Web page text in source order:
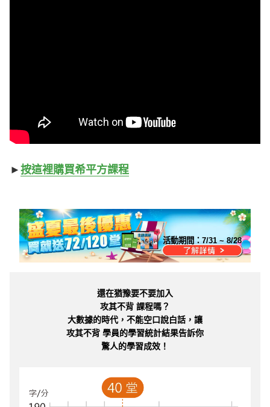
► 按這裡購買希平方課程
活動期間：7/31 ~ 8/28
還在猶豫要不要加入
攻其不背 課程嗎？
大數據的時代，不能空口說白話，讓
攻其不背 學員的學習統計結果告訴你
驚人的學習成效！